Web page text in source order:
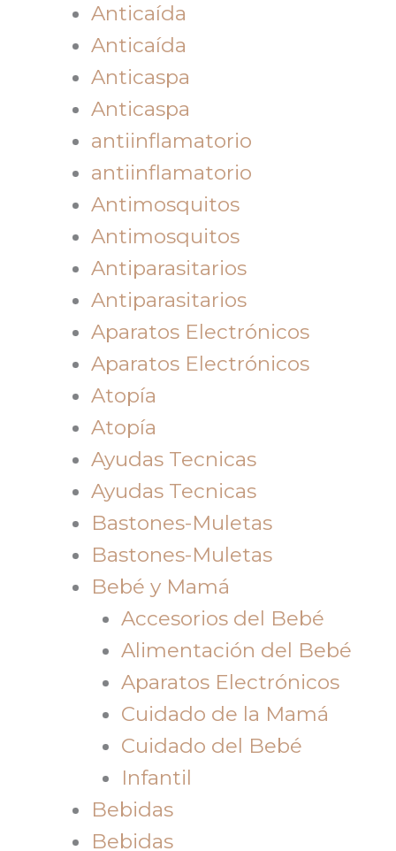
Anticaída
Anticaída
Anticaspa
Anticaspa
antiinflamatorio
antiinflamatorio
Antimosquitos
Antimosquitos
Antiparasitarios
Antiparasitarios
Aparatos Electrónicos
Aparatos Electrónicos
Atopía
Atopía
Ayudas Tecnicas
Ayudas Tecnicas
Bastones-Muletas
Bastones-Muletas
Bebé y Mamá
Accesorios del Bebé
Alimentación del Bebé
Aparatos Electrónicos
Cuidado de la Mamá
Cuidado del Bebé
Infantil
Bebidas
Bebidas